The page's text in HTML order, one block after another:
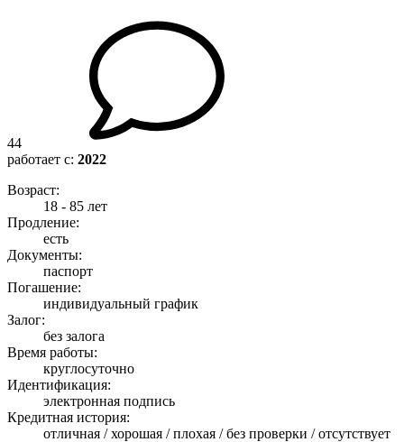
44
работает с: 2022
Возраст:
18 - 85 лет
Продление:
есть
Документы:
паспорт
Погашение:
индивидуальный график
Залог:
без залога
Время работы:
круглосуточно
Идентификация:
электронная подпись
Кредитная история:
отличная / хорошая / плохая / без проверки / отсутствует